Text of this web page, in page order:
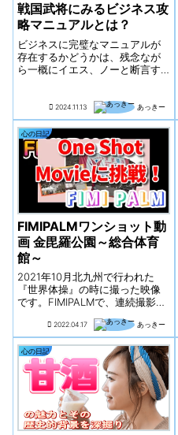
戦国武将にみるビジネス攻
略マニュアルとは？
ビジネスに完璧なマニュアルが
存在するかどうかは、残念なが
ら一概にイエス、ノーと断言す
は、ビジネスの状況、規模、内
容、そしてそれを利用する人の
スキルや経験によって大きく異
なるからです。「鳴...
2024.11.13 あっきー
心の日記
FIMIPALMワンショット動
画 金毘羅公園～総合体育
館～
2021年10月北九州で行われた
『世界体操』の時に撮った映像
です。FIMIPALMで、連続撮影
結果・・・12分くらいで、ファ
イルが分割されていました。と
りあえず、12分を Filmora
11（フィモーラ 11）のスピード
ランプで、半分の長さに編集し
ました。
2022.04.17 あっきー
心の日記